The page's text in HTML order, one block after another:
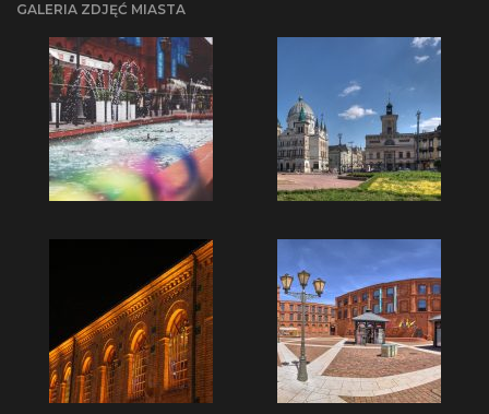
GALERIA ZDJĘĆ MIASTA